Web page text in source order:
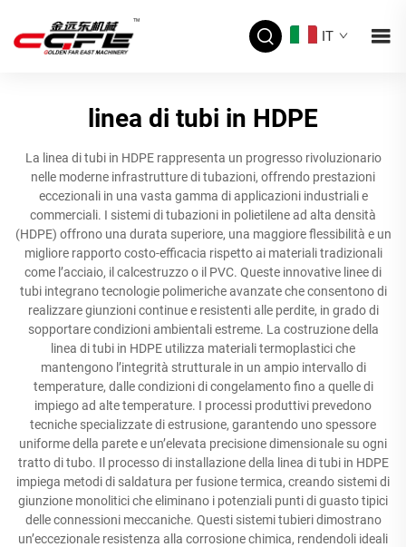
IT
linea di tubi in HDPE
La linea di tubi in HDPE rappresenta un progresso rivoluzionario
nelle moderne infrastrutture di tubazioni, offrendo prestazioni
eccezionali in una vasta gamma di applicazioni industriali e
commerciali. I sistemi di tubazioni in polietilene ad alta densità
(HDPE) offrono una durata superiore, una maggiore flessibilità e un
migliore rapporto costo-efficacia rispetto ai materiali tradizionali
come l’acciaio, il calcestruzzo o il PVC. Queste innovative linee di
tubi integrano tecnologie polimeriche avanzate che consentono di
realizzare giunzioni continue e resistenti alle perdite, in grado di
sopportare condizioni ambientali estreme. La costruzione della
linea di tubi in HDPE utilizza materiali termoplastici che
mantengono l’integrità strutturale in un ampio intervallo di
temperature, dalle condizioni di congelamento fino a quelle di
impiego ad alte temperature. I processi produttivi prevedono
tecniche specializzate di estrusione, garantendo uno spessore
uniforme della parete e un’elevata precisione dimensionale su ogni
tratto di tubo. Il processo di installazione della linea di tubi in HDPE
impiega metodi di saldatura per fusione termica, creando sistemi di
giunzione monolitici che eliminano i potenziali punti di guasto tipici
delle connessioni meccaniche. Questi sistemi tubieri dimostrano
un’eccezionale resistenza alla corrosione chimica, rendendoli ideali